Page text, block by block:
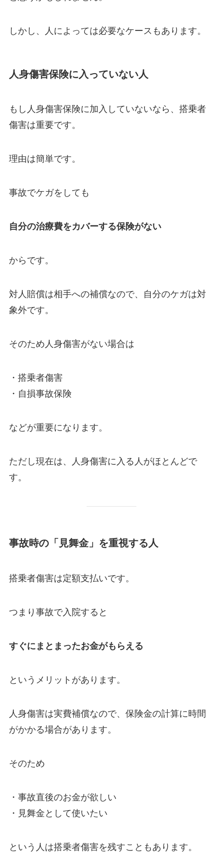
しかし、人によっては必要なケースもあります。
人身傷害保険に入っていない人
もし人身傷害保険に加入していないなら、搭乗者
傷害は重要です。
理由は簡単です。
事故でケガをしても
自分の治療費をカバーする保険がない
からです。
対人賠償は相手への補償なので、自分のケガは対
象外です。
そのため人身傷害がない場合は
・搭乗者傷害
・自損事故保険
などが重要になります。
ただし現在は、人身傷害に入る人がほとんどで
す。
事故時の「見舞金」を重視する人
搭乗者傷害は定額支払いです。
つまり事故で入院すると
すぐにまとまったお金がもらえる
というメリットがあります。
人身傷害は実費補償なので、保険金の計算に時間
がかかる場合があります。
そのため
・事故直後のお金が欲しい
・見舞金として使いたい
という人は搭乗者傷害を残すこともあります。